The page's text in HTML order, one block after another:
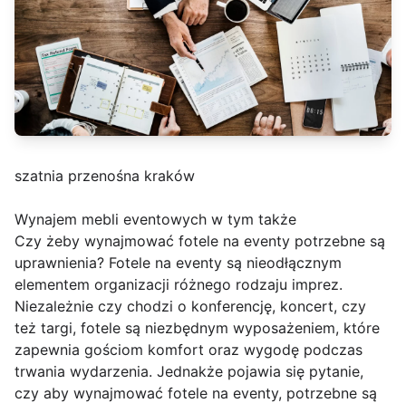
szatnia przenośna kraków
Wynajem mebli eventowych w tym także
Czy żeby wynajmować fotele na eventy potrzebne są
uprawnienia? Fotele na eventy są nieodłącznym
elementem organizacji różnego rodzaju imprez.
Niezależnie czy chodzi o konferencję, koncert, czy
też targi, fotele są niezbędnym wyposażeniem, które
zapewnia gościom komfort oraz wygodę podczas
trwania wydarzenia. Jednakże pojawia się pytanie,
czy aby wynajmować fotele na eventy, potrzebne są